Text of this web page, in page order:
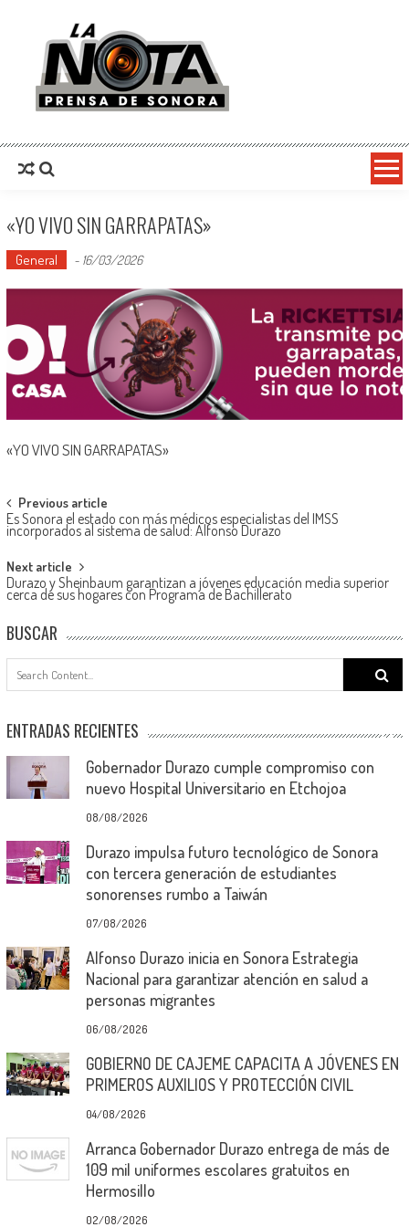
La Nota Prensa De Sonora
«YO VIVO SIN GARRAPATAS»
General - 16/03/2026
«YO VIVO SIN GARRAPATAS»
Post
navigation
Previous article
Es Sonora el estado con más médicos especialistas del IMSS
incorporados al sistema de salud: Alfonso Durazo
Next article
Durazo y Sheinbaum garantizan a jóvenes educación media superior
cerca de sus hogares con Programa de Bachillerato
BUSCAR
Search
for:
ENTRADAS RECIENTES
Gobernador Durazo cumple compromiso con
nuevo Hospital Universitario en Etchojoa
08/08/2026
Durazo impulsa futuro tecnológico de Sonora
con tercera generación de estudiantes
sonorenses rumbo a Taiwán
07/08/2026
Alfonso Durazo inicia en Sonora Estrategia
Nacional para garantizar atención en salud a
personas migrantes
06/08/2026
GOBIERNO DE CAJEME CAPACITA A JÓVENES EN
PRIMEROS AUXILIOS Y PROTECCIÓN CIVIL
04/08/2026
Arranca Gobernador Durazo entrega de más de
109 mil uniformes escolares gratuitos en
Hermosillo
02/08/2026